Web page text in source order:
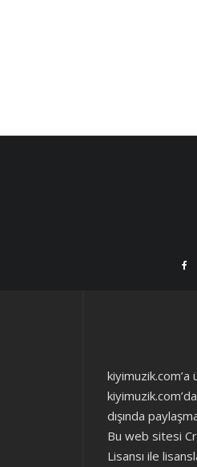
kiyimuzik.com’a
dışında
Bu web sitesi
Lisansı ile